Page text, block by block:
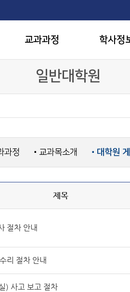
교과과정 학사정
일반대학원
과정 ■ 교과목소개 ■ 대학원
제목
절차 안내
리 절차 안내
) 사고 보고 절차